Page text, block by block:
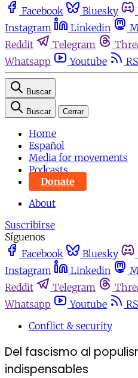
Facebook Bluesky
Instagram
Linkedin
Reddit
Telegram
Whatsapp
Youtube
Buscar
Buscar Cerrar
Home
Español
Media for movements
Podcasts
Donate
About
Suscribirse
Síguenos
Facebook
Bluesky
Instagram
Linkedin
Reddit
Telegram
Whatsapp
Youtube
Conflict & security
Del fascismo al
indispensables